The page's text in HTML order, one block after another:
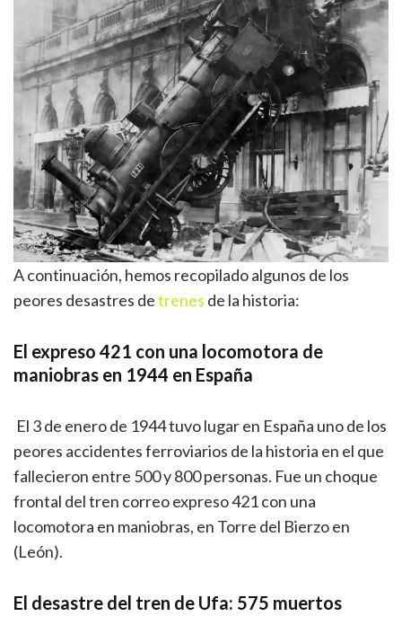
A continuación, hemos recopilado algunos de los
peores desastres detrenes de la historia:
El expreso 421 con una locomotora de
maniobras en 1944 en España
El 3 de enero de 1944 tuvo lugar en España uno de los
peores accidentes ferroviarios de la historia en el que
fallecieron entre 500 y 800 personas. Fue un choque
frontal del tren correo expreso 421 con una
locomotora en maniobras, en Torre del Bierzo en
(León).
El desastre del tren de Ufa: 575 muertos